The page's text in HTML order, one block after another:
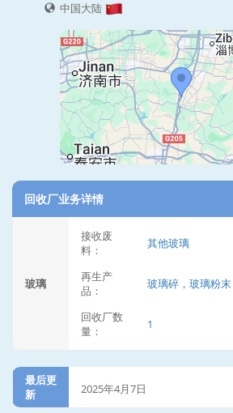
中国大陆
回收厂业务详情
玻璃
接收废
料：
其他玻璃
再生产
品：
玻璃碎，玻璃粉末
回收厂数
量：
1
最后更
新
2025年4月7日